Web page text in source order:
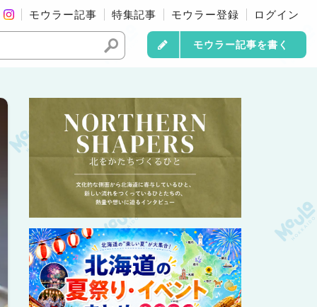
モウラー記事 特集記事 モウラー登録 ログイン
モウラー記事を書く